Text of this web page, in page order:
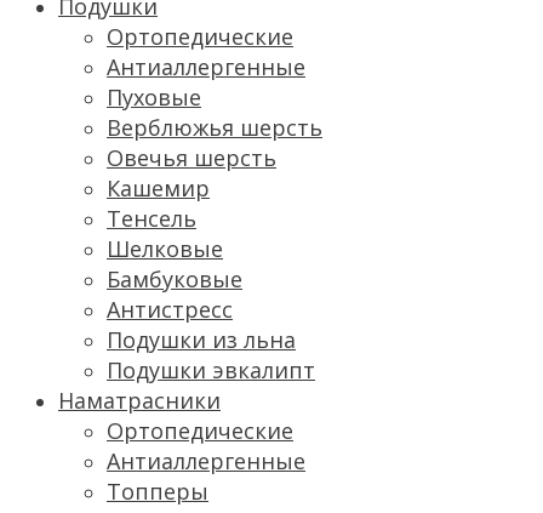
Ортопедические
Антиаллергенные
Пуховые
Верблюжья шерсть
Овечья шерсть
Кашемир
Тенсель
Шелковые
Бамбуковые
Антистресс
Подушки из льна
Подушки эвкалипт
Наматрасники
Ортопедические
Антиаллергенные
Топперы